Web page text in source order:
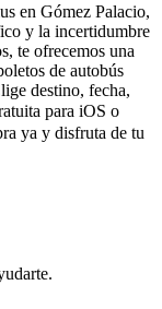
en Gómez Palacio,
y la incertidumbre
te ofrecemos una
de autobús
destino, fecha,
para iOS o
ya y disfruta de tu